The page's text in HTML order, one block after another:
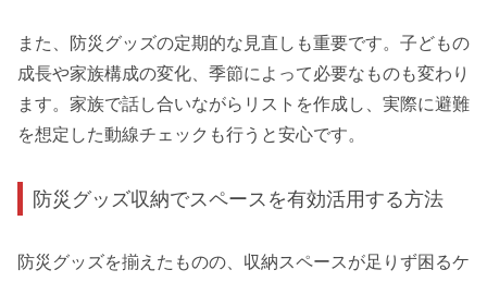
また、防災グッズの定期的な見直しも重要です。子どもの
成長や家族構成の変化、季節によって必要なものも変わり
ます。家族で話し合いながらリストを作成し、実際に避難
を想定した動線チェックも行うと安心です。
防災グッズ収納でスペースを有効活用する方法
防災グッズを揃えたものの、収納スペースが足りず困るケ